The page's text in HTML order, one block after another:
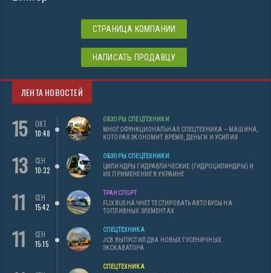
СТРАНИЦА КОМПАНИИ
НАПИСАТЬ ПРОДАВЦУ
ЛЕНТА НОВОСТЕЙ
15
ОКТ
10:48
ОБЗОРЫ СПЕЦТЕХНИКИ
МНОГОФУНКЦИОНАЛЬНАЯ СПЕЦТЕХНИКА – МАШИНА,
КОТОРАЯ ЭКОНОМИТ ВРЕМЯ, ДЕНЬГИ И УСИЛИЯ
13
СЕН
10:32
ОБЗОРЫ СПЕЦТЕХНИКИ
ЦИЛИНДРЫ ГИДРАВЛИЧЕСКИЕ (ГИДРОЦИЛИНДРЫ) И
ИХ ПРИМЕНЕНИЕ В УКРАИНЕ
11
СЕН
15:42
ТРАНСПОРТ
FLIXBUS НАЧНЕТ ТЕСТИРОВАТЬ АВТОБУСЫ НА
ТОПЛИВНЫХ ЭЛЕМЕНТАХ
11
СЕН
15:15
СПЕЦТЕХНИКА
JCB ВЫПУСТИЛ ДВА НОВЫХ ГУСЕНИЧНЫХ
ЭКСКАВАТОРА
СПЕЦТЕХНИКА